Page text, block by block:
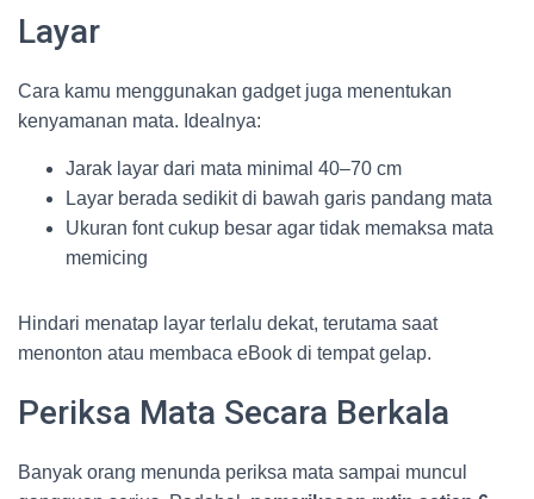
Layar
Cara kamu menggunakan gadget juga menentukan
kenyamanan mata. Idealnya:
Jarak layar dari mata minimal 40–70 cm
Layar berada sedikit di bawah garis pandang mata
Ukuran font cukup besar agar tidak memaksa mata
memicing
Hindari menatap layar terlalu dekat, terutama saat
menonton atau membaca eBook di tempat gelap.
Periksa Mata Secara Berkala
Banyak orang menunda periksa mata sampai muncul